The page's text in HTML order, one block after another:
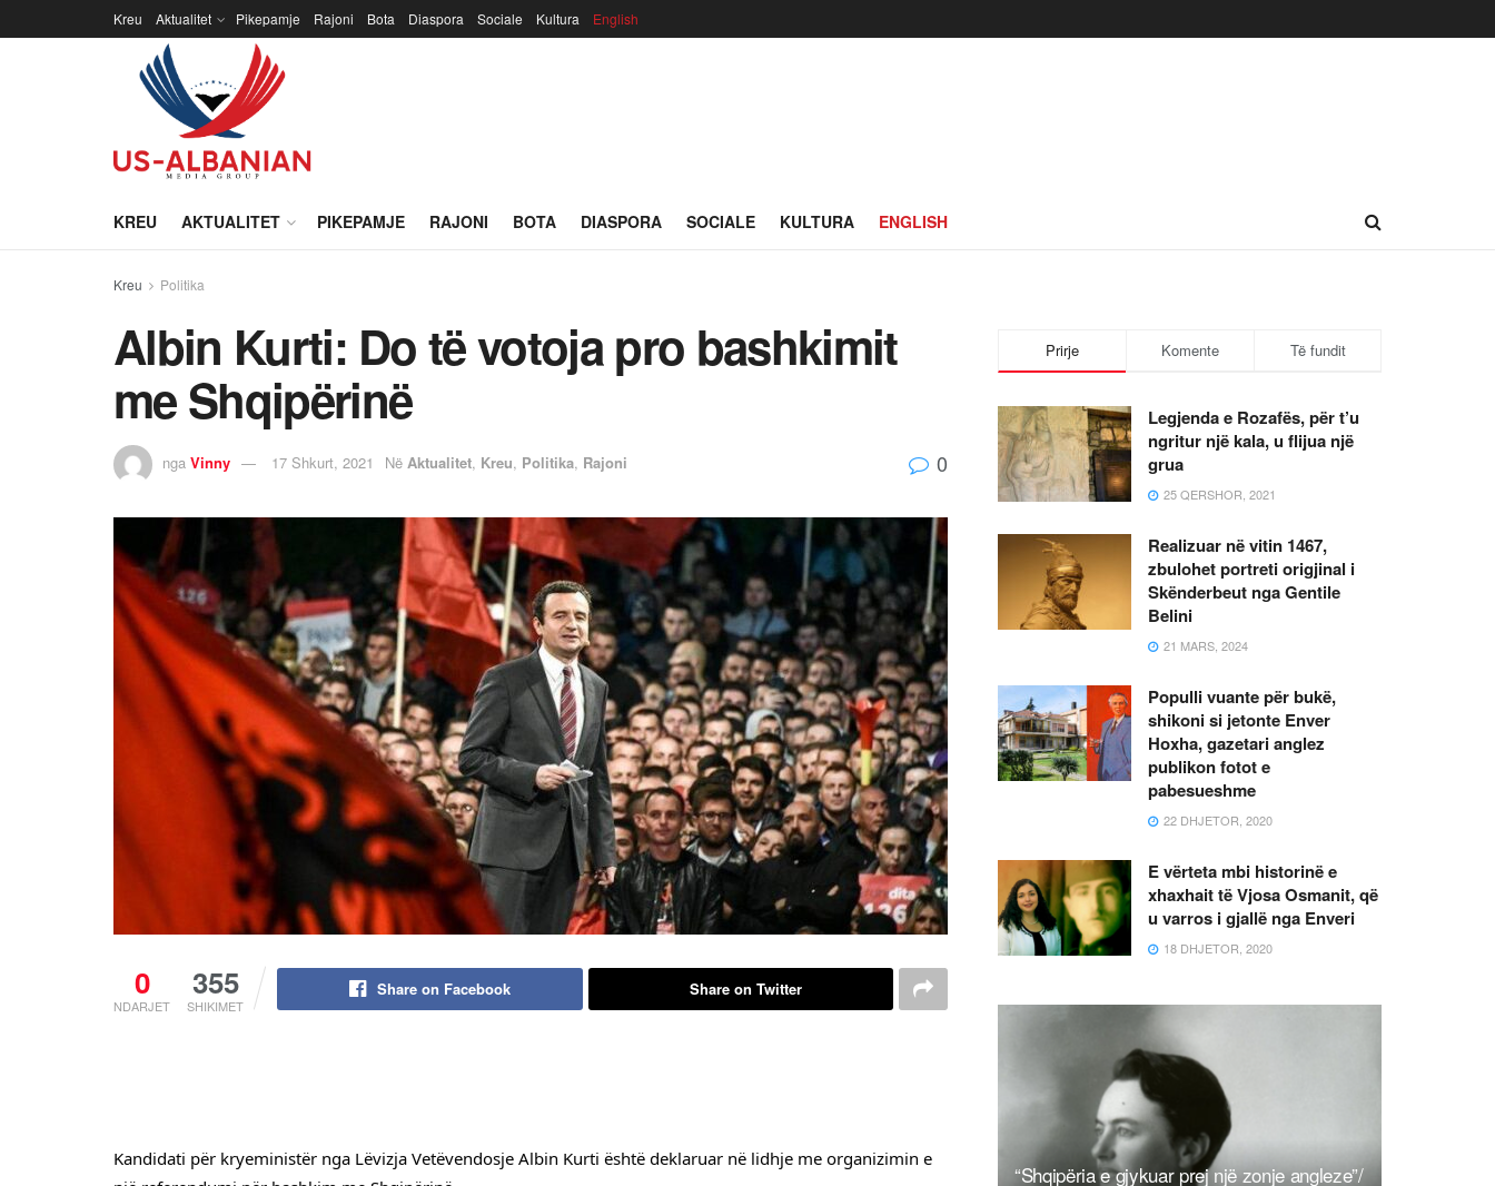
Kreu Aktualitet Pikepamje Rajoni Bota Diaspora Sociale Kultura English
KREU AKTUALITET PIKEPAMJE RAJONI BOTA DIASPORA SOCIALE KULTURA ENGLISH
Kreu Politika
Albin Kurti: Do të votoja pro bashkimit
me Shqipërinë
nga Vinny 17 Shkurt, 2021 Në Aktualitet, Kreu, Politika, Rajoni 0
0
NDARJET
355
SHIKIMET
Share on Facebook Share on Twitter
Kandidati për kryeministër nga Lëvizja Vetëvendosje Albin Kurti është deklaruar në lidhje me organizimin e
Prirje Komente Të fundit
Legjenda e Rozafës, për t’u
ngritur një kala, u flijua një
grua
25 QERSHOR, 2021
Realizuar në vitin 1467,
zbulohet portreti origjinal i
Skënderbeut nga Gentile
Belini
21 MARS, 2024
Populli vuante për bukë,
shikoni si jetonte Enver
Hoxha, gazetari anglez
publikon fotot e
pabesueshme
22 DHJETOR, 2020
E vërteta mbi historinë e
xhaxhait të Vjosa Osmanit, që
u varros i gjallë nga Enveri
18 DHJETOR, 2020
“Shqipëria e gjykuar prej një zonje angleze”/